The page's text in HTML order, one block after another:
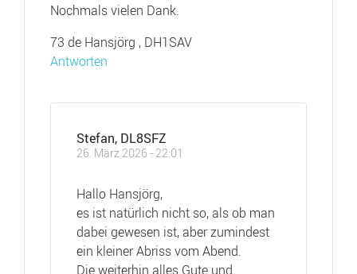
Nochmals vielen Dank.
73 de Hansjörg , DH1SAV
Antworten
Stefan, DL8SFZ
26. März 2026 - 22:01
Hallo Hansjörg,
es ist natürlich nicht so, als ob man
dabei gewesen ist, aber zumindest
ein kleiner Abriss vom Abend.
Die weiterhin alles Gute und